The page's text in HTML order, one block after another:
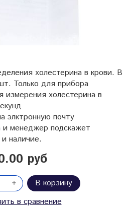
холестерина в крови. В
Только для прибора
измерения холестерина в
элктронную почту
и менеджер подскажет
наличие.
руб
В корзину
в сравнение